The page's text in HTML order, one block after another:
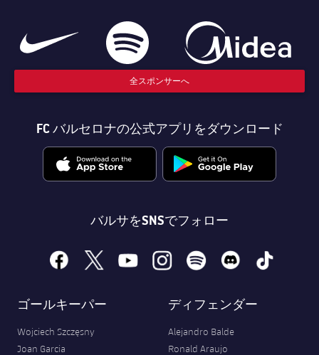
全スポンサーへ
FC バルセロナの公式アプリをダウンロード
バルサをSNSでフォロー
facebook
x youtubeinstagramspotify discord tiktok
ゴールキーパー
Wojciech Szczęsny
Joan Garcia
ディフェンダー
Alejandro Balde
Ronald Araujo